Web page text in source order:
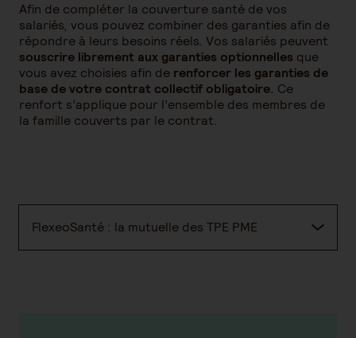
Afin de compléter la couverture santé de vos
salariés, vous pouvez combiner des garanties afin de
répondre à leurs besoins réels. Vos salariés peuvent
souscrire librement aux garanties optionnelles que
vous avez choisies afin de renforcer les garanties de
base de votre contrat collectif obligatoire. Ce
renfort s’applique pour l’ensemble des membres de
la famille couverts par le contrat.
FlexeoSanté : la mutuelle des TPE PME